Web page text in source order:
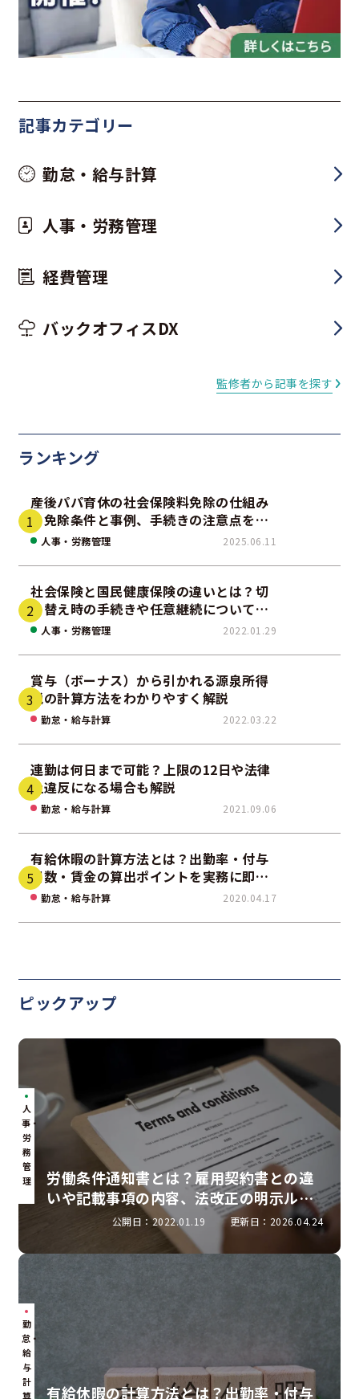
記事カテゴリー
勤怠・給与計算
人事・労務管理
経費管理
バックオフィスDX
監修者から記事を探す
ランキング
産後パパ育休の社会保険料免除の仕組み
｜免除条件と事例、手続きの注意点を解
説人事・労務管理 2025.06.11
社会保険と国民健康保険の違いとは？切
り替え時の手続きや任意継続について解
説！
人事・労務管理 2022.01.29
賞与（ボーナス）から引かれる源泉所得
税の計算方法をわかりやすく解説
勤怠・給与計算 2022.03.22
連勤は何日まで可能？上限の12日や法律
上違反になる場合も解説
勤怠・給与計算 2021.09.06
有給休暇の計算方法とは？出勤率・付与
日数・賃金の算出ポイントを実務に即し
て解説
勤怠・給与計算 2020.04.17
ピックアップ
人
事・
労
務
管
理
労働条件通知書とは？雇用契約書との違
いや記載事項の内容、法改正の明示ルー
ルを解説
公開日：2022.01.19 更新日：2026.04.24
勤
怠・
給
与
計
算
有給休暇の計算方法とは？出勤率・付与